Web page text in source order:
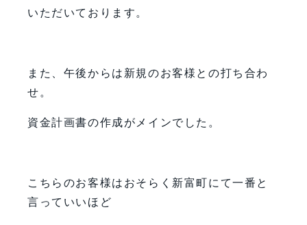
いただいております。
また、午後からは新規のお客様との打ち合わ
せ。
資金計画書の作成がメインでした。
こちらのお客様はおそらく新富町にて一番と
言っていいほど